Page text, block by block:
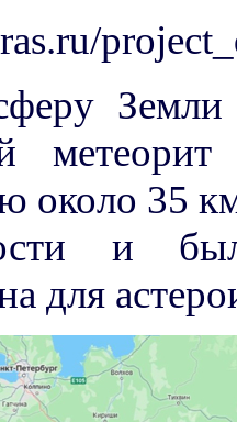
около 35
и
для